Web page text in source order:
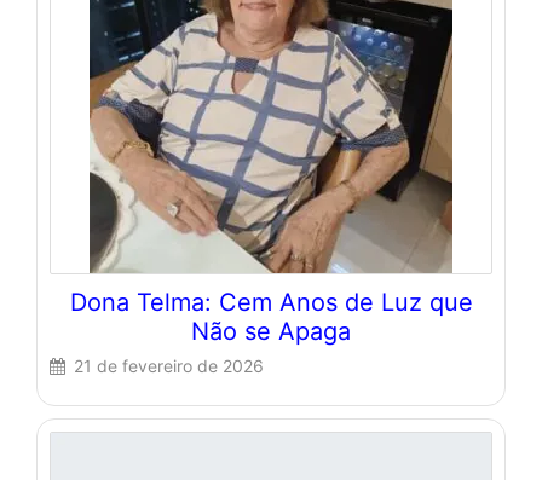
Dona Telma: Cem Anos de Luz que
Não se Apaga
21 de fevereiro de 2026